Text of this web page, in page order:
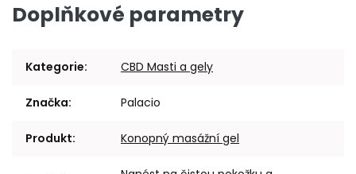
Doplňkové parametry
Kategorie: CBD Masti a gely
Značka: Palacio
Produkt: Konopný masážní gel